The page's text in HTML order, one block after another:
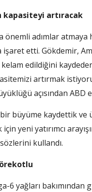
kapasiteyi artıracak
adımlar atmaya
etti. Gökdemir,
edildiğini
ar­tırmak
açısından ABD
büyüme kay­dettik
yeni ya­tırımcı
kullandı.
6 yağları